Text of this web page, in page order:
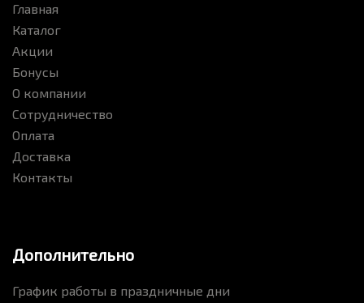
Главная
Каталог
Акции
Бонусы
О компании
Сотрудничество
Оплата
Доставка
Контакты
Дополнительно
График работы в праздничные дни